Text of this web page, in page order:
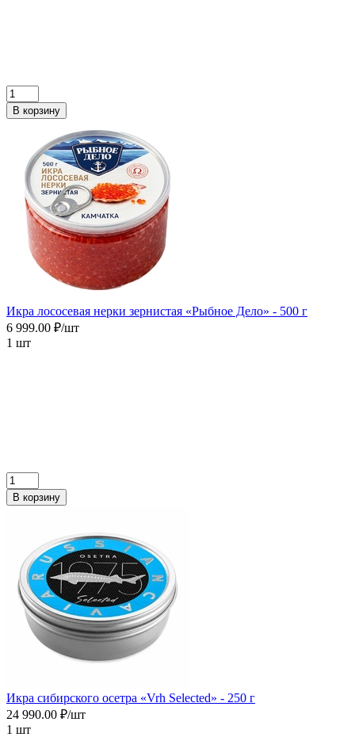
В корзину
Икра лососевая нерки зернистая «Рыбное Дело» - 500 г
6 999.00 ₽/шт
1 шт
В корзину
Икра сибирского осетра «Vrh Selected» - 250 г
24 990.00 ₽/шт
1 шт